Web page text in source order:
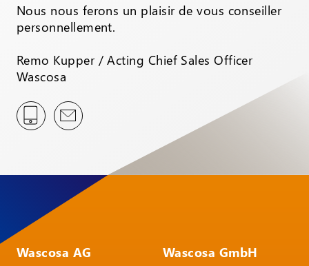
Nous nous ferons un plaisir de vous conseiller
personnellement.
Remo Kupper / Acting Chief Sales Officer
Wascosa
Wascosa AG
Wascosa GmbH